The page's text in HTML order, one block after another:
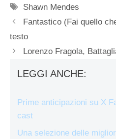
Tag
Shawn Mendes
Fantastico (Fai quello
testo
Lorenzo Fragola,
LEGGI ANCHE:
Prime anticipazioni su X
cast
Una selezione delle